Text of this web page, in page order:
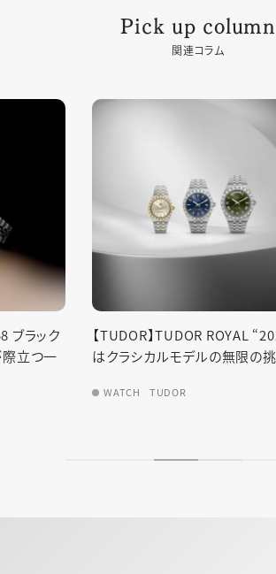
Pick up column
関連コラム
“2026年
の挑戦”
【W&W2026間近】2025年の
TUDOR新作振り返り
WATCH TUDOR